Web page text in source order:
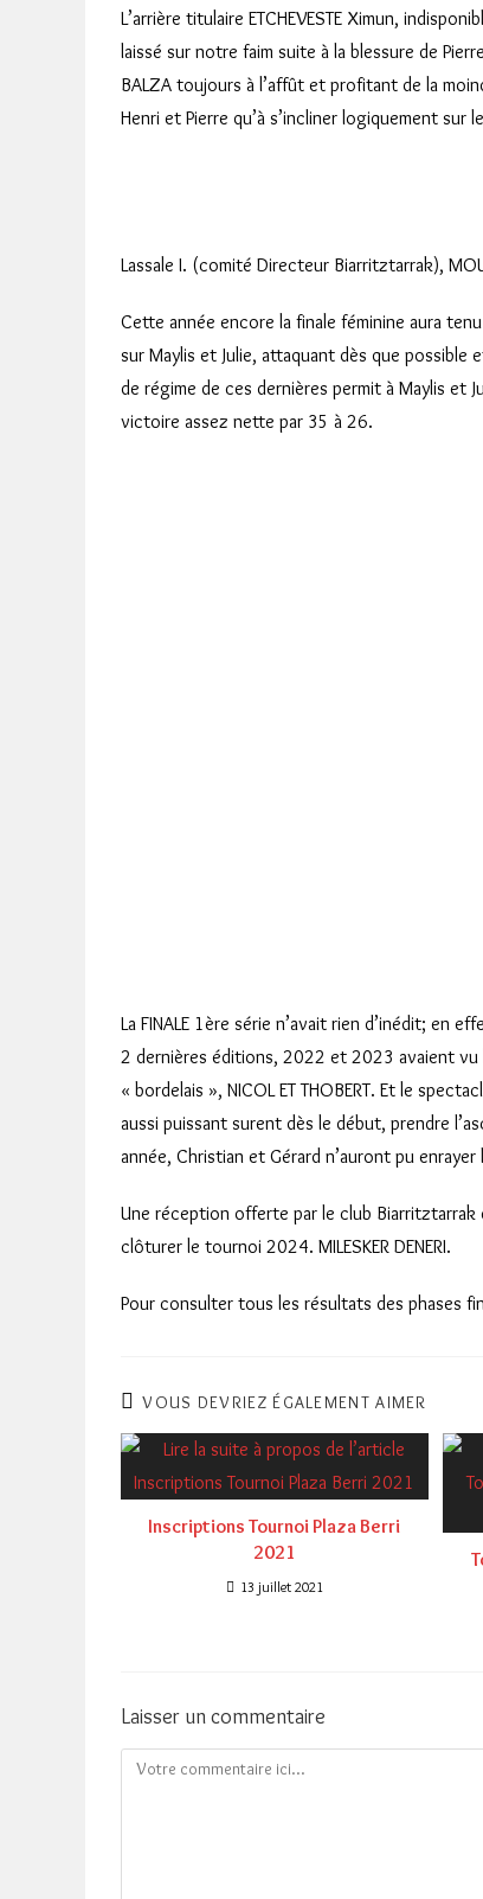
L’arrière titulaire ETCHEVESTE Ximun,
laissé sur notre faim suite à la blessure de
BALZA toujours à l’affût et profitant de la
Henri et Pierre qu’à s’incliner logiquement sur
Lassale I. (comité Directeur Biarritztarrak),
Cette année encore la finale féminine aura
sur Maylis et Julie, attaquant dès que possible
de régime de ces dernières permit à Maylis et
victoire assez nette par 35 à 26.
La FINALE 1ère série n’avait rien d’inédit; en
2 dernières éditions, 2022 et 2023 avaient vu
« bordelais », NICOL ET THOBERT. Et le
aussi puissant surent dès le début, prendre
année, Christian et Gérard n’auront pu
Une réception offerte par le club
clôturer le tournoi 2024. MILESKER DENERI.
Pour consulter tous les résultats des phases
VOUS DEVRIEZ ÉGALEMENT AIMER
Inscriptions Tournoi Plaza Berri
2021
13 juillet 2021
Laisser un commentaire
Comment